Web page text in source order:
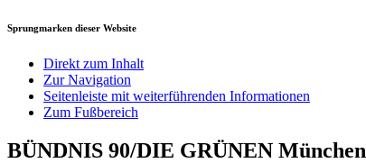
Sprungmarken dieser Website
Direkt zum Inhalt
Zur Navigation
Seitenleiste mit weiterführenden Informationen
Zum Fußbereich
BÜNDNIS 90/DIE GRÜNEN München